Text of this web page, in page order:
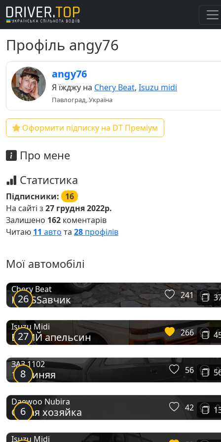
Профіль angy76
angy76
Я їжджу на Chery Beat, Isuzu midi
Павлоград, Україна
Оформити підписку на DT Преміум
Про мене
Статистика
Підписники:
16
На сайті з 27 грудня 2022р.
Залишено 162 коментарів
Читаю 11 авто та 28 профілів
Мої автомобілі
26
Chery Beat
KROSSавчик 241 6
27
Isuzu Midi
БІЛИЙ апельсин 266 6
8
ЗАЗ 1102
1,2 синяя 56 0
6
Daewoo Nubira
Серая хозяйка 42 0
Isuzu Midi